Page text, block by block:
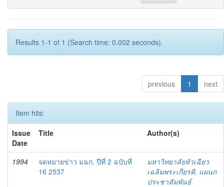
Results 1-1 of 1 (Search time: 0.002 seconds).
previous 1 next
Item hits:
Issue
Date
Title Author(s)
1994
จดหมายข่าว มฉก. ปีที่ 2 ฉบับที่
16 2537
มหาวิทยาลัยหัวเฉียว
เฉลิมพระเกียรติ. แผนก
ประชาสัมพันธ์